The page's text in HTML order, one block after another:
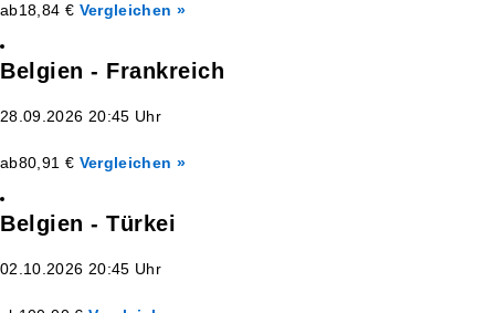
ab18,84 € Vergleichen »
Belgien - Frankreich
28.09.2026 20:45 Uhr
ab80,91 € Vergleichen »
Belgien - Türkei
02.10.2026 20:45 Uhr